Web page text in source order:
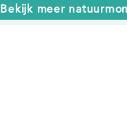
Bekijk meer